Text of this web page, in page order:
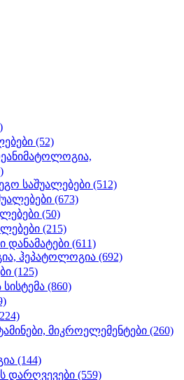
(52)
საშუალებები (512)
(673)
(50)
(215)
(611)
ჰეპატოლოგია (692)
(125)
(860)
მიკროელემენტები (260)
(144)
დარღვევები (559)